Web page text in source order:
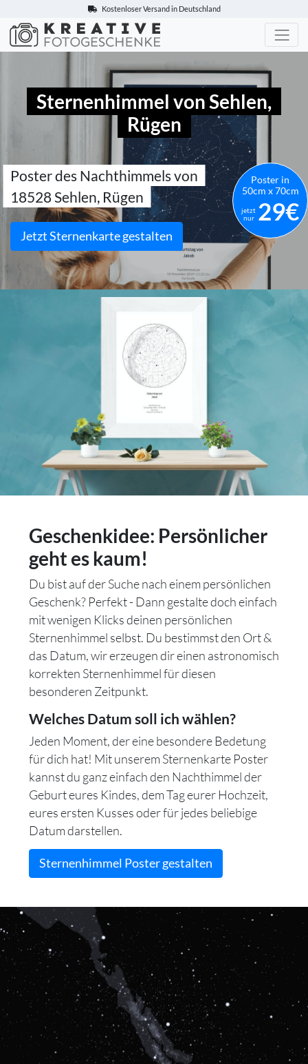
Kostenloser Versand in Deutschland
Kreative-Fotogeschenke.de
Sternenhimmel von Sehlen,
Rügen
Poster des Nachthimmels von
18528 Sehlen, Rügen
Jetzt Sternenkarte gestalten
Poster in
50cm x 70cm
jetzt
nur 29€
Geschenkidee: Persönlicher
geht es kaum!
Du bist auf der Suche nach einem persönlichen
Geschenk? Perfekt - Dann gestalte doch einfach
mit wenigen Klicks deinen persönlichen
Sternenhimmel selbst. Du bestimmst den Ort &
das Datum, wir erzeugen dir einen astronomisch
korrekten Sternenhimmel für diesen
besonderen Zeitpunkt.
Welches Datum soll ich wählen?
Jeden Moment, der eine besondere Bedetung
für dich hat! Mit unserem Sternenkarte Poster
kannst du ganz einfach den Nachthimmel der
Geburt eures Kindes, dem Tag eurer Hochzeit,
eures ersten Kusses oder für jedes beliebige
Datum darstellen.
Sternenhimmel Poster gestalten